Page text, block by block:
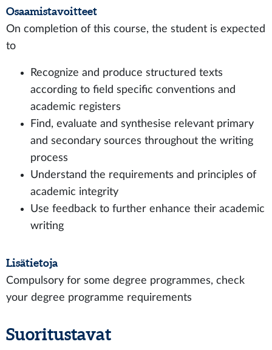
Osaamistavoitteet
On completion of this course, the student is expected
to
Recognize and produce structured texts
according to field specific conventions and
academic registers
Find, evaluate and synthesise relevant primary
and secondary sources throughout the writing
process
Understand the requirements and principles of
academic integrity
Use feedback to further enhance their academic
writing
Lisätietoja
Compulsory for some degree programmes, check
your degree programme requirements
Suoritustavat